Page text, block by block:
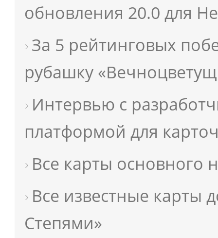
обновления 20.0 для
За 5 рейтинговых
рубашку
Интервью с
платформой для
Все карты основного
Все известные карты
Степями»